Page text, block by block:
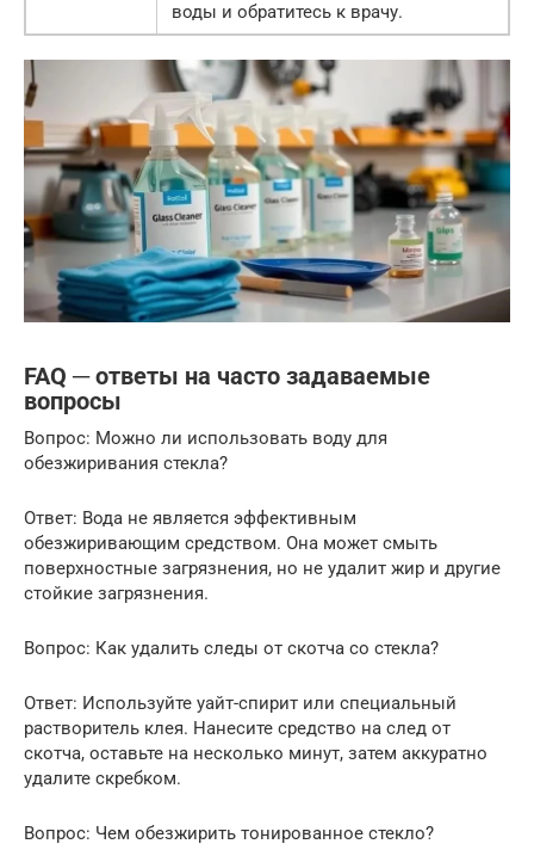
воды и обратитесь к врачу.
FAQ ─ ответы на часто задаваемые
вопросы
Вопрос: Можно ли использовать воду для
обезжиривания стекла?
Ответ: Вода не является эффективным
обезжиривающим средством. Она может смыть
поверхностные загрязнения, но не удалит жир и другие
стойкие загрязнения.
Вопрос: Как удалить следы от скотча со стекла?
Ответ: Используйте уайт-спирит или специальный
растворитель клея. Нанесите средство на след от
скотча, оставьте на несколько минут, затем аккуратно
удалите скребком.
Вопрос: Чем обезжирить тонированное стекло?